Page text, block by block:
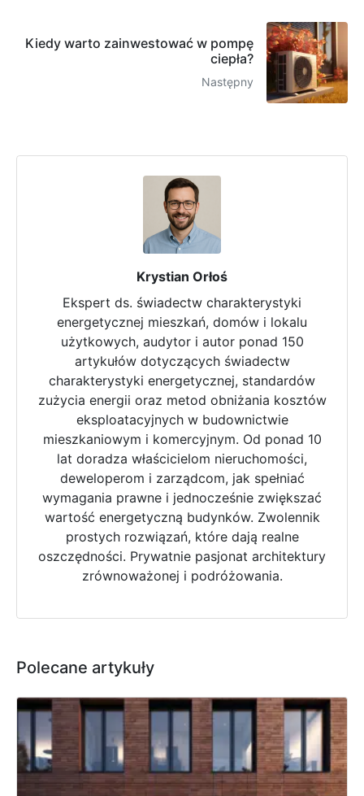
Kiedy warto zainwestować w pompę
ciepła?
Następny
Krystian Orłoś
Ekspert ds. świadectw charakterystyki
energetycznej mieszkań, domów i lokalu
użytkowych, audytor i autor ponad 150
artykułów dotyczących świadectw
charakterystyki energetycznej, standardów
zużycia energii oraz metod obniżania kosztów
eksploatacyjnych w budownictwie
mieszkaniowym i komercyjnym. Od ponad 10
lat doradza właścicielom nieruchomości,
deweloperom i zarządcom, jak spełniać
wymagania prawne i jednocześnie zwiększać
wartość energetyczną budynków. Zwolennik
prostych rozwiązań, które dają realne
oszczędności. Prywatnie pasjonat architektury
zrównoważonej i podróżowania.
Polecane artykuły